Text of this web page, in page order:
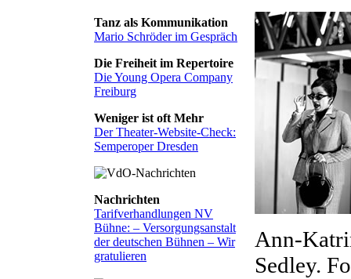
Tanz als Kommunikation
Mario Schröder im Gespräch
Die Freiheit im Repertoire
Die Young Opera Company
Freiburg
Weniger ist oft Mehr
Der Theater-Website-Check:
Semperoper Dresden
Nachrichten
Tarifverhandlungen NV
Bühne: – Versorgungsanstalt
der deutschen Bühnen – Wir
gratulieren
Ann-
Sedley.